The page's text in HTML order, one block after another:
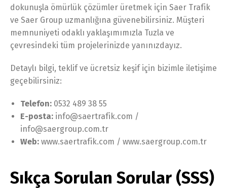
dokunuşla ömürlük çözümler üretmek için Saer Trafik
ve Saer Group uzmanlığına güvenebilirsiniz. Müşteri
memnuniyeti odaklı yaklaşımımızla Tuzla ve
çevresindeki tüm projelerinizde yanınızdayız.
Detaylı bilgi, teklif ve ücretsiz keşif için bizimle iletişime
geçebilirsiniz:
Telefon: 0532 489 38 55
E-posta: info@saertrafik.com /
info@saergroup.com.tr
Web: www.saertrafik.com / www.saergroup.com.tr
Sıkça Sorulan Sorular (SSS)